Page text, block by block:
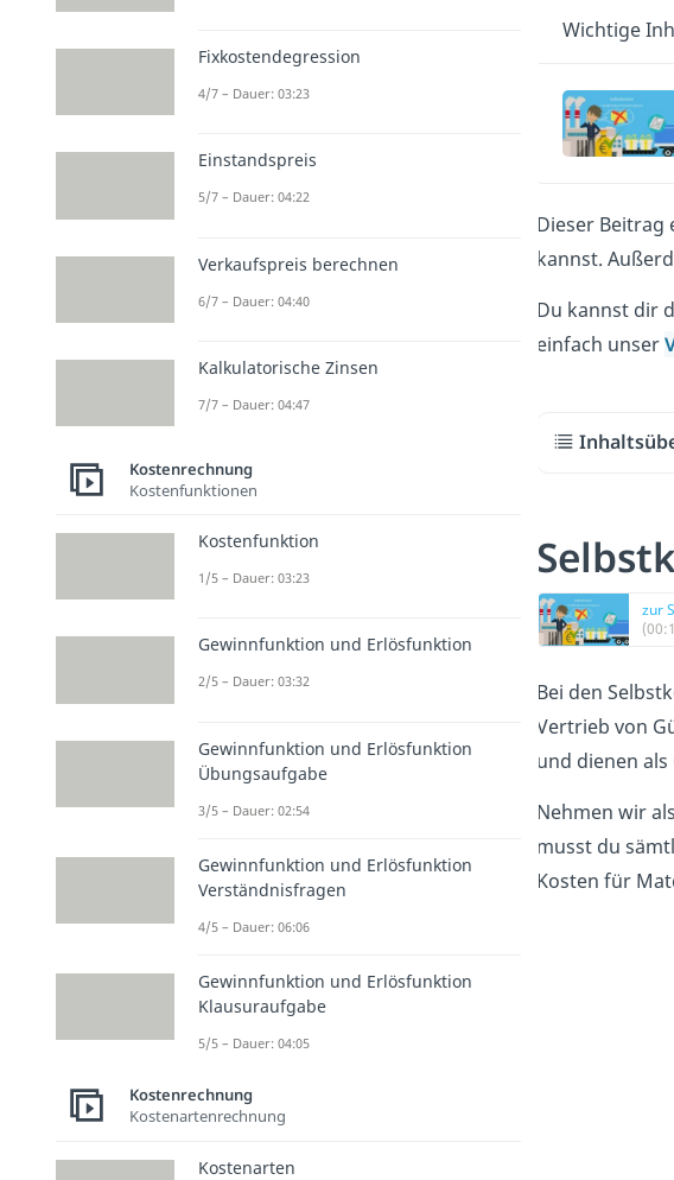
Wichtige
Dieser
kannst.
Du kannst dir
einfach unser
zur
Bei den
Vertrieb von
und dienen
Nehmen wir
musst du
Kosten für
Fixkostendegression
4/7 – Dauer: 03:23
Einstandspreis
5/7 – Dauer: 04:22
Verkaufspreis berechnen
6/7 – Dauer: 04:40
Kalkulatorische Zinsen
7/7 – Dauer: 04:47
Kostenrechnung
Kostenfunktionen
Kostenfunktion
1/5 – Dauer: 03:23
Gewinnfunktion und Erlösfunktion
2/5 – Dauer: 03:32
Gewinnfunktion und Erlösfunktion
Übungsaufgabe
3/5 – Dauer: 02:54
Gewinnfunktion und Erlösfunktion
Verständnisfragen
4/5 – Dauer: 06:06
Gewinnfunktion und Erlösfunktion
Klausuraufgabe
5/5 – Dauer: 04:05
Kostenrechnung
Kostenartenrechnung
Kostenarten